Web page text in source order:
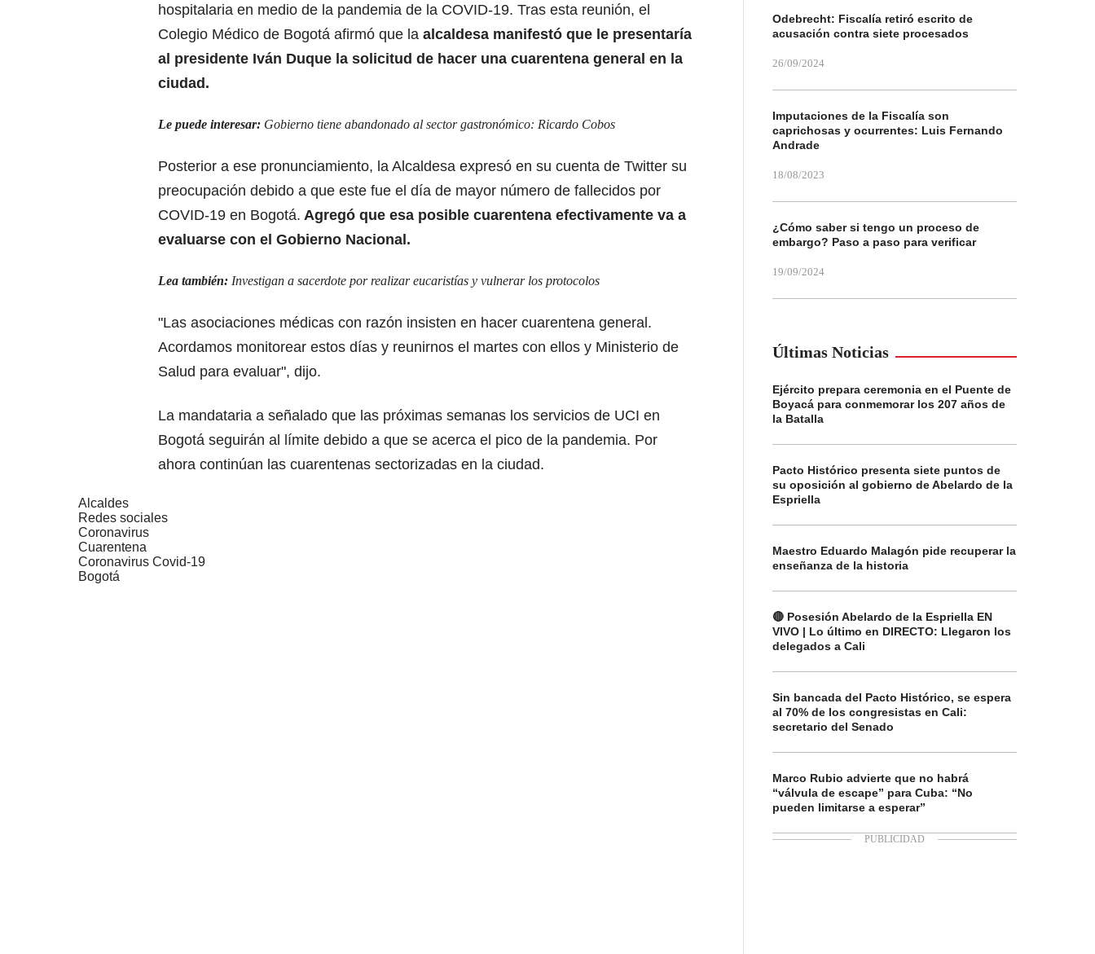
hospitalaria en medio de la pandemia de la COVID-19. Tras esta reunión, el
Colegio Médico de Bogotá afirmó que la alcaldesa manifestó que le presentaría
al presidente Iván Duque la solicitud de hacer una cuarentena general en la
ciudad.
Le puede interesar: Gobierno tiene abandonado al sector gastronómico: Ricardo Cobos
Posterior a ese pronunciamiento, la Alcaldesa expresó en su cuenta de Twitter su
preocupación debido a que este fue el día de mayor número de fallecidos por
COVID-19 en Bogotá. Agregó que esa posible cuarentena efectivamente va a
evaluarse con el Gobierno Nacional.
Lea también: Investigan a sacerdote por realizar eucaristías y vulnerar los protocolos
"Las asociaciones médicas con razón insisten en hacer cuarentena general.
Acordamos monitorear estos días y reunirnos el martes con ellos y Ministerio de
Salud para evaluar", dijo.
La mandataria a señalado que las próximas semanas los servicios de UCI en
Bogotá seguirán al límite debido a que se acerca el pico de la pandemia. Por
ahora continúan las cuarentenas sectorizadas en la ciudad.
Alcaldes
Redes sociales
Coronavirus
Cuarentena
Coronavirus Covid-19
Bogotá
Odebrecht: Fiscalía retiró escrito de
acusación contra siete procesados
26/09/2024
Imputaciones de la Fiscalía son
caprichosas y ocurrentes: Luis Fernando
Andrade
18/08/2023
¿Cómo saber si tengo un proceso de
embargo? Paso a paso para verificar
19/09/2024
Últimas Noticias
Ejército prepara ceremonia en el Puente de
Boyacá para conmemorar los 207 años de
la Batalla
Pacto Histórico presenta siete puntos de
su oposición al gobierno de Abelardo de la
Espriella
Maestro Eduardo Malagón pide recuperar la
enseñanza de la historia
🔴 Posesión Abelardo de la Espriella EN
VIVO | Lo último en DIRECTO: Llegaron los
delegados a Cali
Sin bancada del Pacto Histórico, se espera
al 70% de los congresistas en Cali:
secretario del Senado
Marco Rubio advierte que no habrá
“válvula de escape” para Cuba: “No
pueden limitarse a esperar”